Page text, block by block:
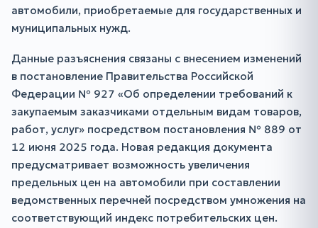
автомобили, приобретаемые для государственных и
муниципальных нужд.
Данные разъяснения связаны с внесением изменений
в постановление Правительства Российской
Федерации № 927 «Об определении требований к
закупаемым заказчиками отдельным видам товаров,
работ, услуг» посредством постановления № 889 от
12 июня 2025 года. Новая редакция документа
предусматривает возможность увеличения
предельных цен на автомобили при составлении
ведомственных перечней посредством умножения на
соответствующий индекс потребительских цен.